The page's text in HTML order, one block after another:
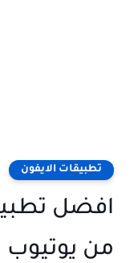
تطبيقات الايفون
افضل